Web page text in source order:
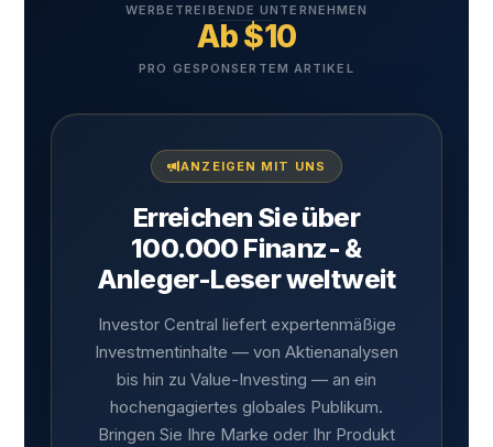
WERBETREIBENDE UNTERNEHMEN
Ab $10
PRO GESPONSERTEM ARTIKEL
ANZEIGEN MIT UNS
Erreichen Sie über
100.000 Finanz- &
Anleger-Leser weltweit
Investor Central liefert expertenmäßige
Investmentinhalte — von Aktienanalysen
bis hin zu Value-Investing — an ein
hochengagiertes globales Publikum.
Bringen Sie Ihre Marke oder Ihr Produkt